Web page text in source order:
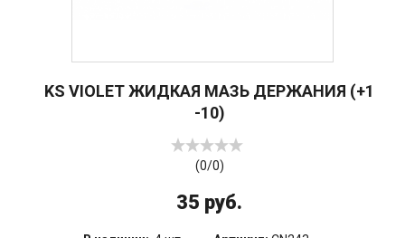
KS VIOLET ЖИДКАЯ МАЗЬ ДЕРЖАНИЯ (+1
-10)
(0/0)
35 руб.